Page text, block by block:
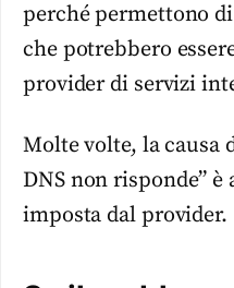
perché permettono
che potrebbero
provider di servizi
Molte volte, la causa
DNS non risponde”
imposta dal provider.